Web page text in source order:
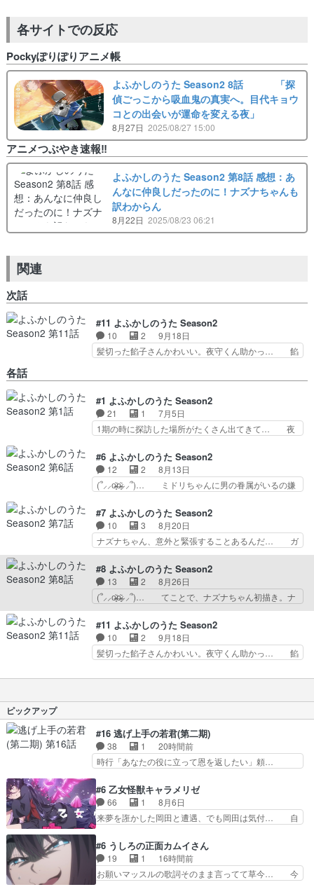
各サイトでの反応
Pockyぽりぽりアニメ帳
よふかしのうた Season2 8話 「探
偵ごっこから吸血鬼の真実へ。目代キョウ
コとの出会いが運命を変える夜」
8月27日 2025/08/27 15:00
アニメつぶやき速報‼︎
よふかしのうた Season2 第8話 感想：あ
んなに仲良しだったのに！ナズナちゃんも
訳わからん
8月22日 2025/08/23 06:21
関連
次話
#11 よふかしのうた Season2
10 2
9月18日
髪切った餡子さんかわいい。夜守くん助かっ… 餡
かった… 前回の盛り上がりを返せ！みゆきち髪ほ
めて… まじで上手いわ～沢城みゆきさん（*´▽
｀… 苦しいときのひと言って人間が出ると思っ
て… 銃弾を受けたコウが目覚めると、カブラの
病… 誕生日おめでとうございます。10年かけ
て…
各話
#1 よふかしのうた Season2
21 1
7月5日
1期の時に探訪した場所がたくさん出てきて… 夜
レント・ウィッチ沈黙の魔女の隠しごと やっぱこ
の作品の背景好き。ナズナちゃんは… 1期からか
なり時間が空いてると思うんだけ… 1期終盤で片
鱗は見えたけど、本当にバトル… モテパワーをマ
動物おらんよなそりゃ果た… (՞⸝⸝o̴̶̷̥᷅o̴̶̷̥᷅⸝⸝՞)… 恋
バナ聞きたいだけかよww相変わらず夜景…
#6 よふかしのうた Season2
12 2
8月13日
(՞⸝⸝o̴̶̷̥᷅o̴̶̷̥᷅⸝⸝՞)… ミドリちゃんに男の眷属がいるの嫌
たらや… ためていたのを一気に。思ったより結構
シリ… オタクに会ってはしゃいでるナズナちゃん
か… やめてもらっていいですかね。ゲストのク
セ… もうアキバは売春の街になったと聞くが・・
の… 吸血鬼の過去、中学生の思春期。過去と変
化… ナズナたちは、ミドリの過去を探るために
ミ…
#7 よふかしのうた Season2
10 3
8月20日
ナズナちゃん、意外と緊張することあるんだ… ガ
ラポンくじで、C賞の缶バッチ、探偵 先… 目代
さん、神原駿河みだったな。誰か帰って… ずっと
行き当たりばったりでストーリーが進… 変わって
る女は嫌いかね？あの声であの感じ… 映画学校を
思い出した。学生時代のみゆきち… ナズナの足跡
とナズナちゃんが友達で眷属… ナズナの『自分探
し』は続く…。コウとナズ… そそそそそういうこ
とですか！髪型とか変わ…
#8 よふかしのうた Season2
13 2
8月26日
(՞⸝⸝o̴̶̷̥᷅o̴̶̷̥᷅⸝⸝՞)… てことで、ナズナちゃん初描き。ナ
ズナちゃ… 吸血鬼に家庭を壊されたから吸血鬼殺
すよう… これは吸血鬼を憎んでも仕方がない
な…。ナ… 親父がすでに吸血鬼かよ。吸血鬼ハン
ター沢… 山梨のワイン美味しすぎてボトル7/10
く… 対比と変化、素晴らしい構成力2時間ぐら
#11 よふかしのうた Season2
10 2
9月18日
髪切った餡子さんかわいい。夜守くん助かっ… 餡
(՞⸝⸝o̴̶̷̥᷅o̴̶̷̥᷅⸝⸝՞)… ある意味あまり色気のないナズナだ
かった… 前回の盛り上がりを返せ！みゆきち髪ほ
｀… 苦しいときのひと言って人間が出ると思っ
て… 銃弾を受けたコウが目覚めると、カブラの
病… 誕生日おめでとうございます。10年かけ
て…
ピックアップ
#16 逃げ上手の若君(第二期)
38 1
20時間前
時行「あなたの役に立って恩を返したい」頼…
のアニメの演出、同じCloverWor… 貞宗の思考を
読み切れなかったのは、経験の… 信濃仮面いった
い誰なんだ！役に立ちたいで… 人形だったり将棋
だったり、諏訪神党の三大… ・これ罠じゃない
意味。特に諏訪の地は山… 薄々思ってたけど実写
パートに対する熱意が… 亜也子ちゃん面白い親父
さんが無事で良かっ…
#6 乙女怪獣キャラメリゼ
66 1
8月6日
来夢を誑かした岡田と遭遇、でも岡田は気付… 自
なからのメイク道具が、らいりーさんを… らいり
ーの影響で理想に向けて努力する黒絵… コングと
ゴ〇ラの怪獣大決戦!?w黒絵の友… らいりーが己
のルッキズムと相対する話とし… らいりーさんが
#6 うしろの正面カムイさん
19 1
16時間前
お願いマッスルの歌詞そのまま言ってて草今… 今